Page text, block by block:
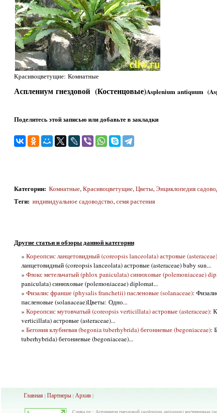
Красивоцветущие: Комнатные
Асплениум гнездовой (Костенцовые)Asplenium antiquum
Поделитесь этой записью или добавьте в закладки
Категории: Комнатные,Красивоцветущие,Цветы,Энциклопедия
Теги: индивидуальное садоводство,семя растения
Другие статьи и обзоры данной категории
» Кореопсис ланцетовидный (coreopsis lanceolata) астровые
ланцетовидный (coreopsis lanceolata) астровые (asteraceae) baby sun...
» Флокс метельчатый (phlox paniculata) синюховые (polemoniaceae)
paniculata) синюховые (polemoniaceae) diplomat...
» Физалис франше (physalis franchetii) пасленовые (solanaceae):
пасленовые (solanaceae)Цветы: Одно...
» Кореопсис мутовчатый (coreopsis verticillata) астровые (asteraceae):
verticillata) астровые (asteraceae)...
» Бегония клубневая (begonia tuberhybrida) бегониевые (begoniaceae):
tuberhybrida) бегониевые (begoniaceae)...
Главная| Партнеры| Архив|
Слива.ру : Асплениум гнездовой (asplenium antiquum) костенцовые